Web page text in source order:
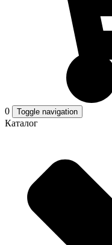
0 Toggle navigation
Каталог